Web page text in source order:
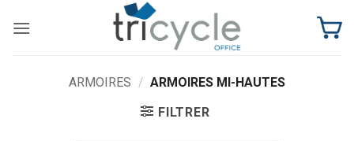
ARMOIRES / ARMOIRES MI-HAUTES
FILTRER